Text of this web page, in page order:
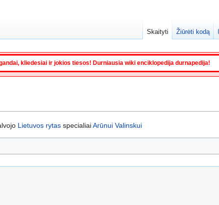
kliedesiai ir jokios tiesos! Durniausia wiki enciklopedija durnapedija!
Lietuvos rytas specialiaiArūnui Valinskui
Skaityti Žiūrėti kodą